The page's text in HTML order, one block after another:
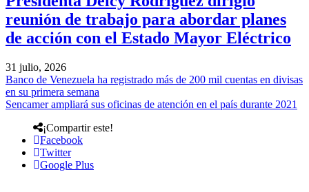
reunión de trabajo para abordar planes
de acción con el Estado Mayor Eléctrico
31 julio, 2026
Banco de Venezuela ha registrado más de 200 mil cuentas en divisas
en su primera semana
Sencamer ampliará sus oficinas de atención en el país durante 2021
¡Compartir este!
Facebook
Twitter
Google Plus